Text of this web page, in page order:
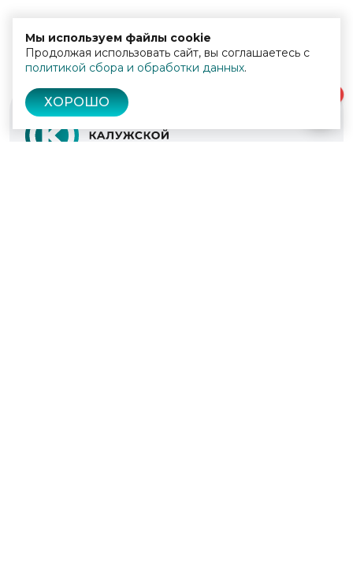
Мы используем файлы cookie
Продолжая использовать сайт, вы соглашаетесь с
политикой сбора и обработки данных.
ХОРОШО